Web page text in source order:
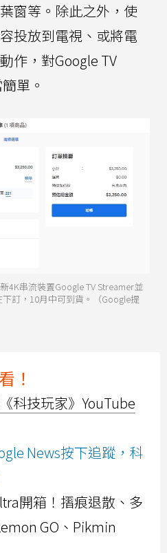
窗等。除此之外，使
投放到電視、或將電
作，對Google TV
單。
4K串流裝置Google TV Streamer並
訂，10月中可到貨。（Google提
！
科技玩家》YouTube
News按下追蹤，科
開箱！摺痕退散、多
GO、Pikmin